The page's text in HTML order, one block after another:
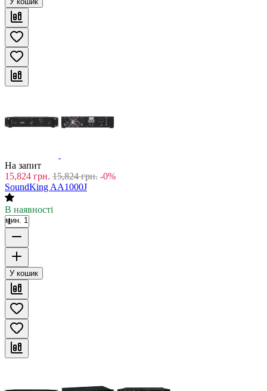
На запит
15,824 грн. 15,824 грн. -0%
SoundKing AA1000J
В наявності
мин. 1
У кошик